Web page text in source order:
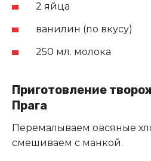
2 яйца
ванилин (по вкусу)
250 мл. молока
Приготовление
Прага
Перемалываем овсяные
смешиваем с манкой.